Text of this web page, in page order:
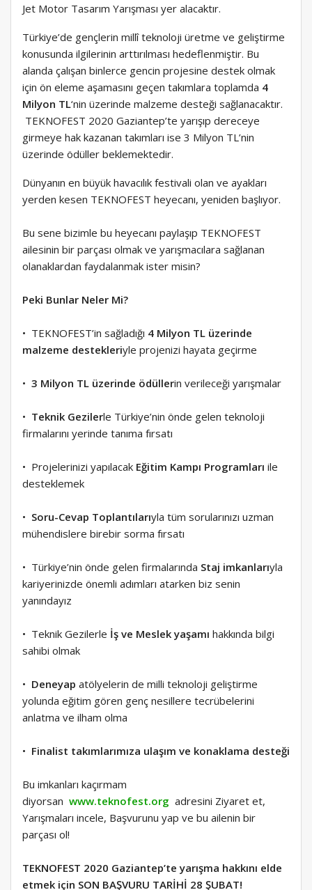
Jet Motor Tasarım Yarışması yer alacaktır.
Türkiye’de gençlerin millî teknoloji üretme ve geliştirme
konusunda ilgilerinin arttırılması hedeflenmiştir. Bu
alanda çalışan binlerce gencin projesine destek olmak
için ön eleme aşamasını geçen takımlara toplamda 4
Milyon TL‘nin üzerinde malzeme desteği sağlanacaktır.
TEKNOFEST 2020 Gaziantep’te yarışıp dereceye
girmeye hak kazanan takımları ise 3 Milyon TL’nin
üzerinde ödüller beklemektedir.
Dünyanın en büyük havacılık festivali olan ve ayakları
yerden kesen TEKNOFEST heyecanı, yeniden başlıyor.
Bu sene bizimle bu heyecanı paylaşıp TEKNOFEST
ailesinin bir parçası olmak ve yarışmacılara sağlanan
olanaklardan faydalanmak ister misin?
Peki Bunlar Neler Mi?
• TEKNOFEST’in sağladığı 4 Milyon TL üzerinde
malzeme destekleriyle projenizi hayata geçirme
• 3 Milyon TL üzerinde ödüllerin verileceği yarışmalar
• Teknik Gezilerle Türkiye’nin önde gelen teknoloji
firmalarını yerinde tanıma fırsatı
• Projelerinizi yapılacak Eğitim Kampı Programları ile
desteklemek
• Soru-Cevap Toplantılarıyla tüm sorularınızı uzman
mühendislere birebir sorma fırsatı
• Türkiye’nin önde gelen firmalarında Staj imkanlarıyla
kariyerinizde önemli adımları atarken biz senin
yanındayız
• Teknik Gezilerle İş ve Meslek yaşamı hakkında bilgi
sahibi olmak
• Deneyap atölyelerin de milli teknoloji geliştirme
yolunda eğitim gören genç nesillere tecrübelerini
anlatma ve ilham olma
• Finalist takımlarımıza ulaşım ve konaklama desteği
Bu imkanları kaçırmam
diyorsan www.teknofest.org adresini Ziyaret et,
Yarışmaları incele, Başvurunu yap ve bu ailenin bir
parçası ol!
TEKNOFEST 2020 Gaziantep’te yarışma hakkını elde
etmek için SON BAŞVURU TARİHİ 28 ŞUBAT!